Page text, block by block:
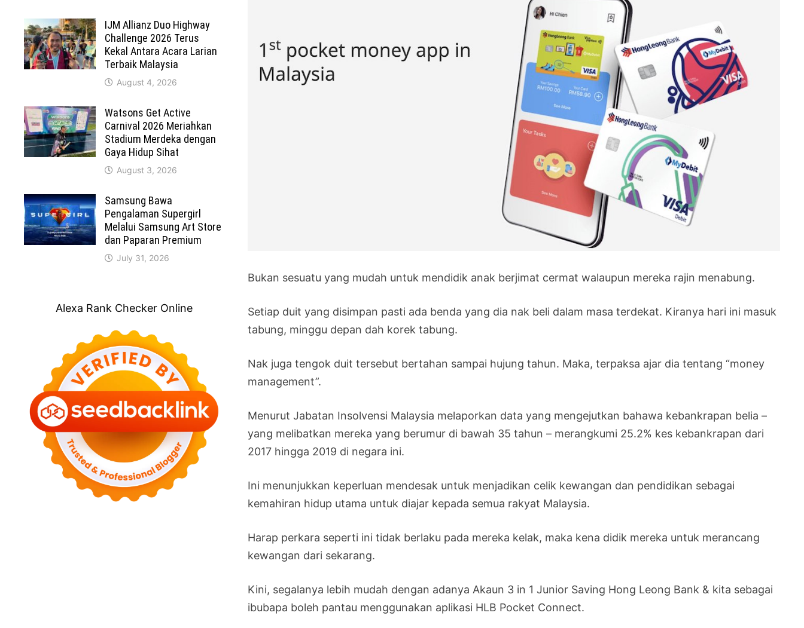
Bukan sesuatu yang mudah untuk mendidik anak berjimat cermat walaupun mereka rajin menabung.
Setiap duit yang disimpan pasti ada benda yang dia nak beli dalam masa terdekat. Kiranya hari ini masuk
tabung, minggu depan dah korek tabung.
Nak juga tengok duit tersebut bertahan sampai hujung tahun. Maka, terpaksa ajar dia tentang “money
management”.
Menurut Jabatan Insolvensi Malaysia melaporkan data yang mengejutkan bahawa kebankrapan belia –
yang melibatkan mereka yang berumur di bawah 35 tahun – merangkumi 25.2% kes kebankrapan dari
2017 hingga 2019 di negara ini.
Ini menunjukkan keperluan mendesak untuk menjadikan celik kewangan dan pendidikan sebagai
kemahiran hidup utama untuk diajar kepada semua rakyat Malaysia.
Harap perkara seperti ini tidak berlaku pada mereka kelak, maka kena didik mereka untuk merancang
kewangan dari sekarang.
Kini, segalanya lebih mudah dengan adanya Akaun 3 in 1 Junior Saving Hong Leong Bank & kita sebagai
ibubapa boleh pantau menggunakan aplikasi HLB Pocket Connect.
IJM Allianz Duo Highway
Challenge 2026 Terus
Kekal Antara Acara Larian
Terbaik Malaysia
August 4, 2026
Watsons Get Active
Carnival 2026 Meriahkan
Stadium Merdeka dengan
Gaya Hidup Sihat
August 3, 2026
Samsung Bawa
Pengalaman Supergirl
Melalui Samsung Art Store
dan Paparan Premium
July 31, 2026
Alexa Rank Checker Online